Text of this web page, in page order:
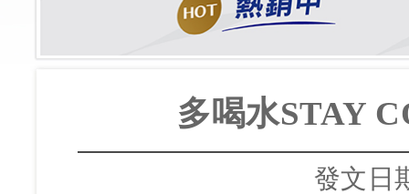
多喝水STAY
發文日